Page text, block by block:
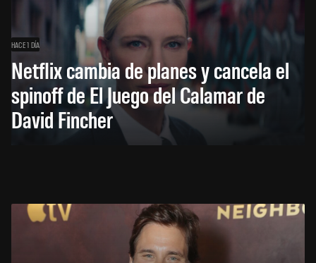
HACE 1 DÍA
Netflix cambia de planes y cancela el
spinoff de El Juego del Calamar de
David Fincher